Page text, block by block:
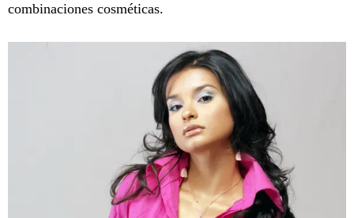
combinaciones cosméticas.